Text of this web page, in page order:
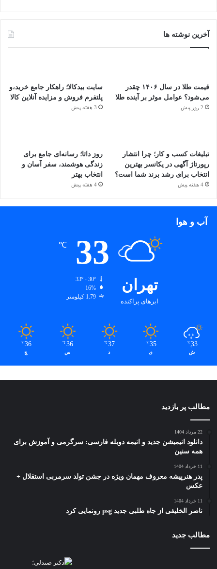
آخرین نوشته ها
قیمت طلا در سال ۱۴۰۶ چقدر
می‌شود؟ عوامل موثر بر آینده طلا
2 روز پیش
سایت بیدکالا؛ راهکار جامع خرید،و
پلتفرم فروش و مزایده آنلاین کالا
3 هفته پیش
تبلیغات کسب و کار؛ چرا انتشار
رپورتاژ آگهی در یکانسر بهترین
انتخاب برای رشد برند شما است؟
4 هفته پیش
روز داتا؛ رسانه‌ای جامع برای
زندگی هوشمند، سفر آسان و
انتخاب بهتر
4 هفته پیش
آب و هوا
تهران
ابرهای پراکنده
33
℃
16%
1.79 کیلومتر
33
℃
ش
35
℃
ی
37
℃
د
36
℃
س
36
℃
چ
مطالب پر بازدید
22 مرداد 1404
دانلود انیمیشن جدید و انیمه دوبله فارسی: سرگرمی و آموزش برای
همه سنین
11 خرداد 1404
پدر هنرپیشه معروف مهمان ویژه در جشن تولد سرمربی استقلال +
عکس
11 خرداد 1404
ناصر الخلیفی از جاه طلبی جدید psg رونمایی کرد
مطالب جدید